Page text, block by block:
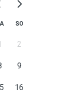
SO
2
9
16